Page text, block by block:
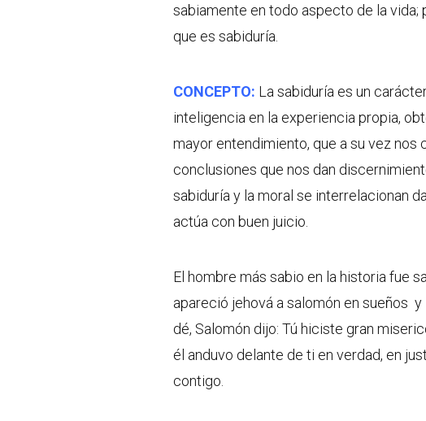
sabiamente en todo aspecto de la
que es sabiduría.
CONCEPTO: La sabiduría es un
inteligencia en la experiencia propia,
mayor entendimiento, que a su vez nos
conclusiones que nos dan
sabiduría y la moral se interrelacionan
actúa con buen juicio.
El hombre más sabio en la historia fue
apareció jehová a salomón en sueños
dé, Salomón dijo: Tú hiciste gran
él anduvo delante de ti en verdad, en
contigo.